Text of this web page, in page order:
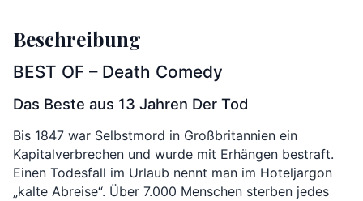
Beschreibung
BEST OF – Death Comedy
Das Beste aus 13 Jahren Der Tod
Bis 1847 war Selbstmord in Großbritannien ein
Kapitalverbrechen und wurde mit Erhängen bestraft.
Einen Todesfall im Urlaub nennt man im Hoteljargon
„kalte Abreise“. Über 7.000 Menschen sterben jedes